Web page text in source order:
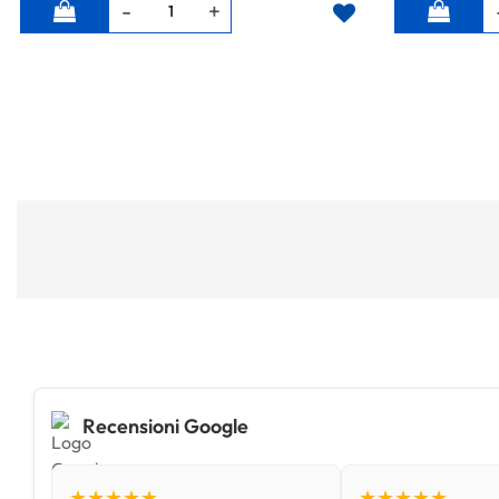
Recensioni Google